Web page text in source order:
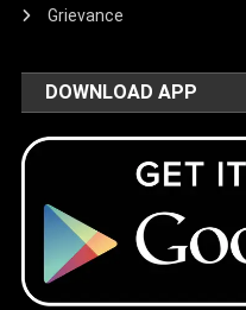
Grievance
DOWNLOAD APP